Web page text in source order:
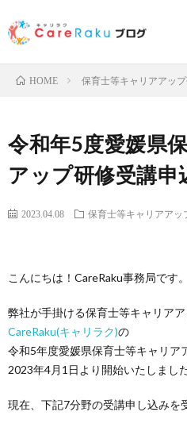
HOME 保育士等キャリアアッ
令和年5度愛媛県
アップ研修受講申
2023.04.08 保育士等キャリアアッ
こんにちは！CareRaku事務局です。
弊社が手掛ける保育士等キャリア
CareRaku(キャリラク)の
令和5年度愛媛県保育士等キャリア
2023年4月1日より開始いたしまし
現在、下記7分野の受講申し込みを